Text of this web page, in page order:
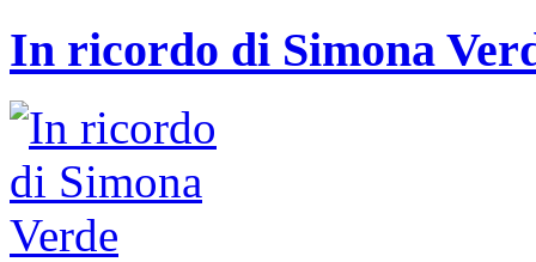
In ricordo di Simona